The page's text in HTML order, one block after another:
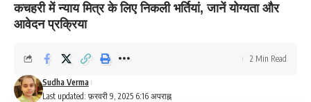
कचहरी में न्याय मित्र के लिए निकली भर्तियां, जानें योग्यता और
आवेदन प्रक्रिया
Last updated: फ़रवरी 9, 2025 6:16 अपराह्न
Sudha Verma
2 Min Read